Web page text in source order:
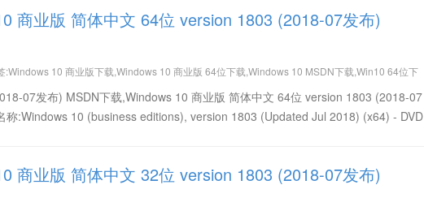
商业版 简体中文 64位 version 1803 (2018-07发布)
:Windows 10 商业版下载,Windows 10 商业版 64位下载,Windows 10 MSDN下载,Win10 64位下
07发布) MSDN下载,Windows 10 商业版 简体中文 64位 version 1803 (2018-07
称:Windows 10 (business editions), version 1803 (Updated Jul 2018) (x64) - DVD
商业版 简体中文 32位 version 1803 (2018-07发布)